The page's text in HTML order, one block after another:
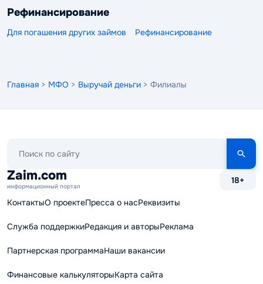
Рефинансирование
Для погашения других займов Рефинансирование
Главная > МФО > Выручай деньги > Филиалы
сайту
Zaim.com
информационный портал
18+
КонтактыО проектеПресса о насРеквизиты
Служба поддержкиРедакция и авторыРеклама
Партнерская программаНаши вакансии
Финансовые калькуляторыКарта сайта